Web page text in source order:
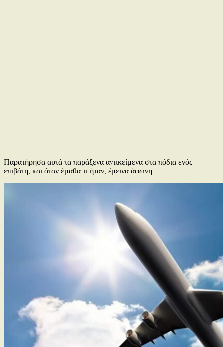
Παρατήρησα αυτά τα παράξενα αντικείμενα στα πόδια ενός
επιβάτη, και όταν έμαθα τι ήταν, έμεινα άφωνη.